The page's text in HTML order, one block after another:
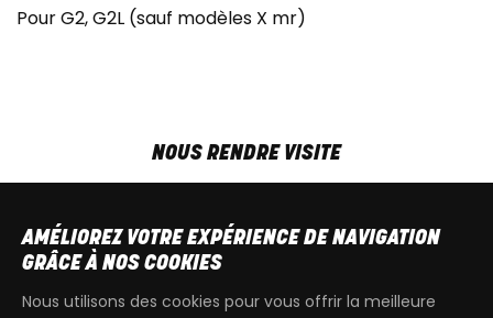
Pour G2, G2L (sauf modèles X mr)
NOUS RENDRE VISITE
SAM9h00 - 13h30
T+32 64 700 970
AMÉLIOREZ VOTRE EXPÉRIENCE DE NAVIGATION
GRÂCE À NOS COOKIES
Nous utilisons des cookies pour vous offrir la meilleure